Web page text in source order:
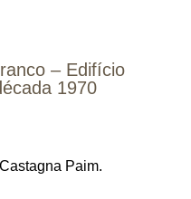
– Edifício
1970
Paim.